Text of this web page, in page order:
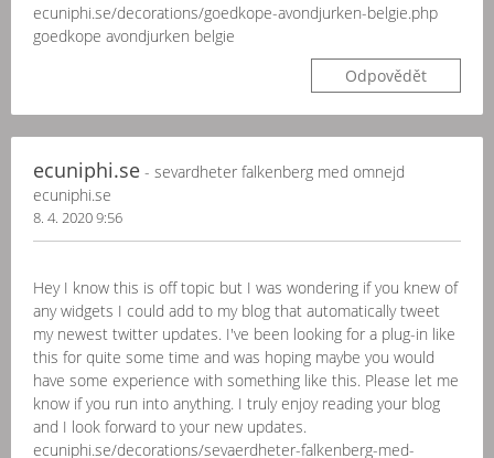
ecuniphi.se/decorations/goedkope-avondjurken-belgie.php
goedkope avondjurken belgie
Odpovědět
ecuniphi.se - sevardheter falkenberg med omnejd
ecuniphi.se
8. 4. 2020 9:56
Hey I know this is off topic but I was wondering if you knew of
any widgets I could add to my blog that automatically tweet
my newest twitter updates. I've been looking for a plug-in like
this for quite some time and was hoping maybe you would
have some experience with something like this. Please let me
know if you run into anything. I truly enjoy reading your blog
and I look forward to your new updates.
ecuniphi.se/decorations/sevaerdheter-falkenberg-med-